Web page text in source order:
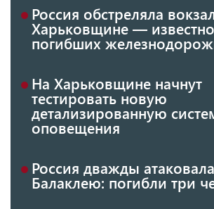
Россия обстреляла
Харьковщине —
погибших
На Харьковщине начнут
тестировать новую
детализированную
оповещения
Россия дважды атаковала
Балаклею: погибли три